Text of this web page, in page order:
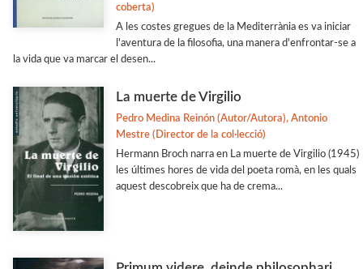
coberta)
A les costes gregues de la Mediterrània es va iniciar
l'aventura de la filosofia, una manera d'enfrontar-se a
la vida que va marcar el desen...
La muerte de Virgilio
Pedro Medina Reinón (Autor/Autora), Antonio
Mestre (Director de la col·lecció)
Hermann Broch narra en La muerte de Virgilio (1945)
les últimes hores de vida del poeta romà, en les quals
aquest descobreix que ha de crema...